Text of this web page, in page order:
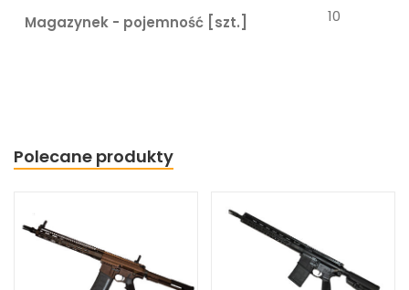
Magazynek - pojemność [szt.] 10
Polecane produkty